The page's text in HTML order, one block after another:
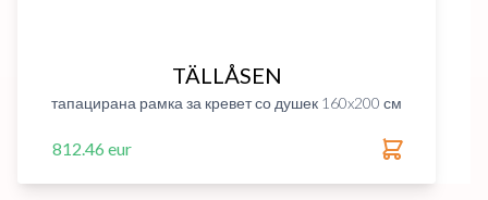
TÄLLÅSEN
тапацирана рамка за кревет со душек 160x200 см
812.46 eur